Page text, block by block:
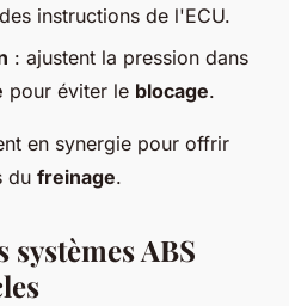
instructions de l'ECU.
: ajustent la pression dans
pour éviter le blocage.
en synergie pour offrir
du freinage.
systèmes ABS